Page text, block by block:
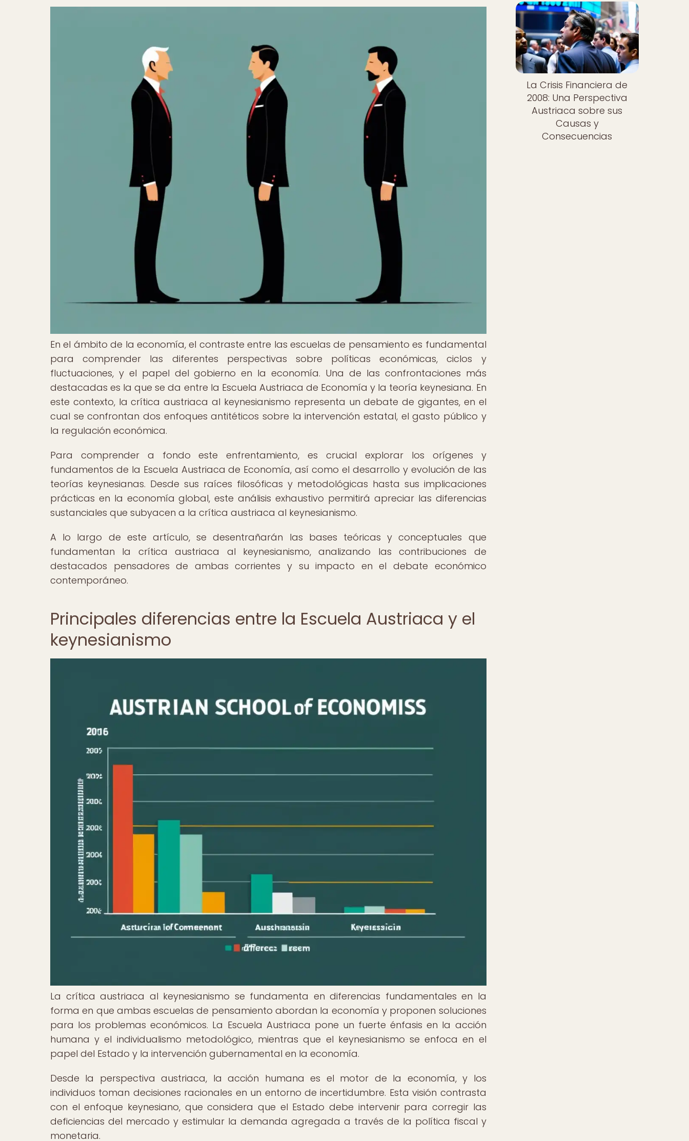
En el ámbito de la economía, el contraste entre las escuelas de pensamiento es fundamental
para comprender las diferentes perspectivas sobre políticas económicas, ciclos y
fluctuaciones, y el papel del gobierno en la economía. Una de las confrontaciones más
destacadas es la que se da entre la Escuela Austriaca de Economía y la teoría keynesiana. En
este contexto, la crítica austriaca al keynesianismo representa un debate de gigantes, en el
cual se confrontan dos enfoques antitéticos sobre la intervención estatal, el gasto público y
la regulación económica.
Para comprender a fondo este enfrentamiento, es crucial explorar los orígenes y
fundamentos de la Escuela Austriaca de Economía, así como el desarrollo y evolución de las
teorías keynesianas. Desde sus raíces filosóficas y metodológicas hasta sus implicaciones
prácticas en la economía global, este análisis exhaustivo permitirá apreciar las diferencias
sustanciales que subyacen a la crítica austriaca al keynesianismo.
A lo largo de este artículo, se desentrañarán las bases teóricas y conceptuales que
fundamentan la crítica austriaca al keynesianismo, analizando las contribuciones de
destacados pensadores de ambas corrientes y su impacto en el debate económico
contemporáneo.
Principales diferencias entre la Escuela Austriaca y el
keynesianismo
La crítica austriaca al keynesianismo se fundamenta en diferencias fundamentales en la
forma en que ambas escuelas de pensamiento abordan la economía y proponen soluciones
para los problemas económicos. La Escuela Austriaca pone un fuerte énfasis en la acción
humana y el individualismo metodológico, mientras que el keynesianismo se enfoca en el
papel del Estado y la intervención gubernamental en la economía.
Desde la perspectiva austriaca, la acción humana es el motor de la economía, y los
individuos toman decisiones racionales en un entorno de incertidumbre. Esta visión contrasta
con el enfoque keynesiano, que considera que el Estado debe intervenir para corregir las
deficiencias del mercado y estimular la demanda agregada a través de la política fiscal y
monetaria.
La Crisis Financiera de
2008: Una Perspectiva
Austriaca sobre sus
Causas y
Consecuencias